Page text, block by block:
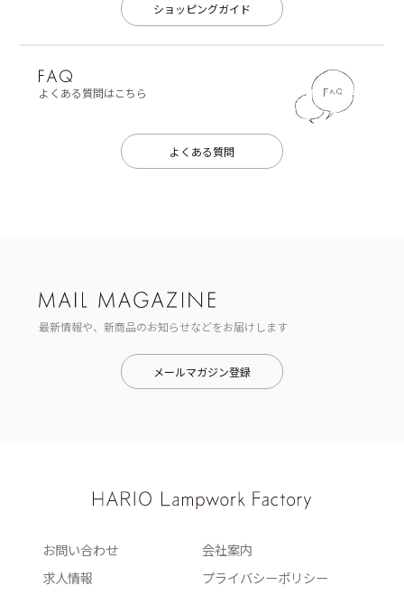
ショッピングガイド
よくある質問はこちら
よくある質問
最新情報や、新商品のお知らせなどをお届けします
メールマガジン登録
お問い合わせ
会社案内
求人情報
プライバシーポリシー